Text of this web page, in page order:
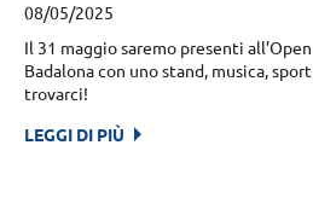
08/05/2025
Il 31 maggio saremo presenti
Badalona con uno stand, musica,
trovarci!
LEGGI DI PIÙ